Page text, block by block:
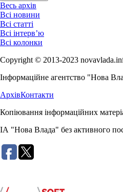
Весь архів
Всі новини
Всі статті
Всі інтерв’ю
Всі колонки
Copyright © 2013-2023
Інформаційне агентство "Нова
АрхівКонтакти
Копіювання інформаційних
ІА "Нова Влада" без активного